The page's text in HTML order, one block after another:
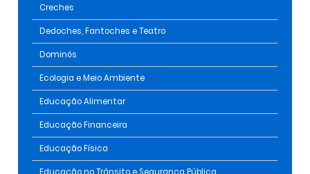
Creches
Dedoches, Fantoches e Teatro
Dominós
Ecologia e Meio Ambiente
Educação Alimentar
Educação Financeira
Educação Física